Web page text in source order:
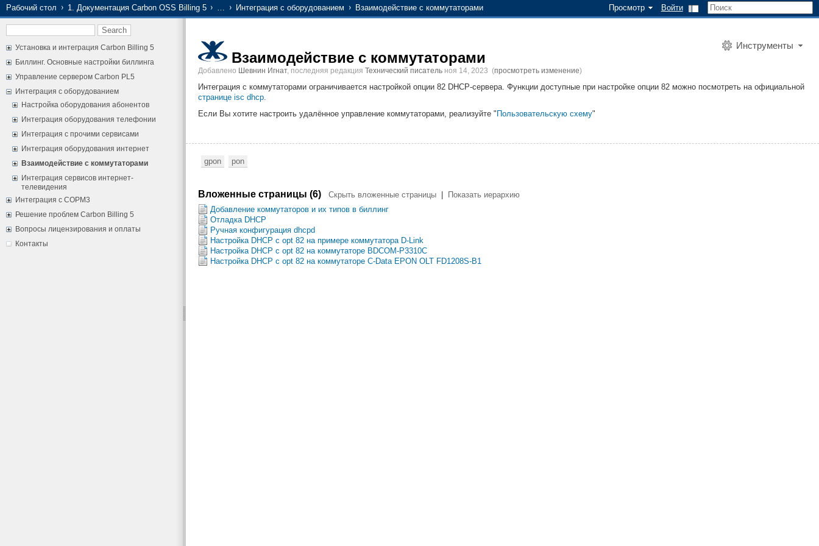
Просмотр Войти
Рабочий стол 1. Документация Carbon OSS Billing 5 … Интеграция с оборудованием Взаимодействие с коммутаторами
Установка и интеграция Carbon Billing 5
Биллинг. Основные настройки биллинга
Управление сервером Carbon PL5
Интеграция с оборудованием
Настройка оборудования абонентов
Интеграция оборудования телефонии
Интеграция с прочими сервисами
Интеграция оборудования интернет
Взаимодействие с коммутаторами
Интеграция сервисов интернет-
телевидения
Интеграция с СОРМ3
Решение проблем Carbon Billing 5
Вопросы лицензирования и оплаты
Контакты
Инструменты
Взаимодействие с коммутаторами
Добавлено Шевнин Игнат, последняя редакция Технический писатель ноя 14, 2023 (просмотреть изменение)
Интеграция с коммутаторами ограничивается настройкой опции 82 DHCP-сервера. Функции доступные при настройке опции 82 можно посмотреть на официальной
странице isc dhcp
Если Вы хотите настроить удалённое управление коммутаторами, реализуйте " Пользовательскую схему"
gpon pon
Вложенные страницы (6) Скрыть вложенные страницы
Показать иерархию
Добавление коммутаторов и их типов в биллинг
Отладка DHCP
Ручная конфигурация dhcpd
Настройка DHCP с opt 82 на примере коммутатора D-Link
Настройка DHCP с opt 82 на коммутаторе BDCOM-P3310C
Настройка DHCP с opt 82 на коммутаторе C-Data EPON OLT FD1208S-B1